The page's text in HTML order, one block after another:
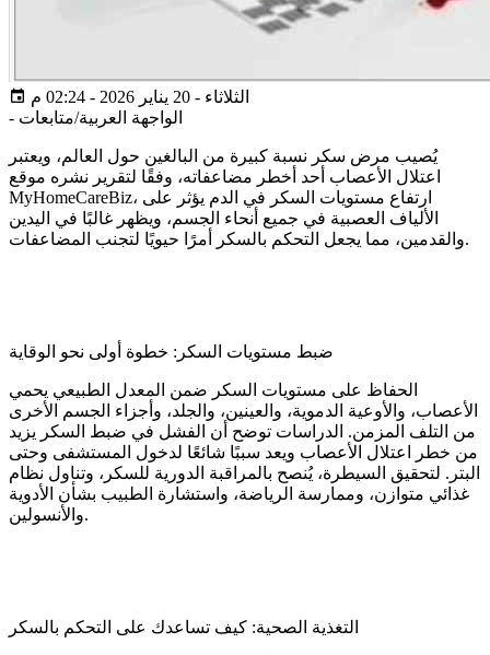
الثلاثاء - 20 يناير 2026 - 02:24 م
- الواجهة العربية/متابعات
يُصيب مرض سكر نسبة كبيرة من البالغين حول العالم، ويعتبر
اعتلال الأعصاب أحد أخطر مضاعفاته، وفقًا لتقرير نشره موقع
MyHomeCareBiz، ارتفاع مستويات السكر في الدم يؤثر على
الألياف العصبية في جميع أنحاء الجسم، ويظهر غالبًا في اليدين
والقدمين، مما يجعل التحكم بالسكر أمرًا حيويًا لتجنب المضاعفات.
ضبط مستويات السكر: خطوة أولى نحو الوقاية
الحفاظ على مستويات السكر ضمن المعدل الطبيعي يحمي
الأعصاب، والأوعية الدموية، والعينين، والجلد، وأجزاء الجسم الأخرى
من التلف المزمن. الدراسات توضح أن الفشل في ضبط السكر يزيد
من خطر اعتلال الأعصاب ويعد سببًا شائعًا لدخول المستشفى وحتى
البتر. لتحقيق السيطرة، يُنصح بالمراقبة الدورية للسكر، وتناول نظام
غذائي متوازن، وممارسة الرياضة، واستشارة الطبيب بشأن الأدوية
والأنسولين.
التغذية الصحية: كيف تساعدك على التحكم بالسكر